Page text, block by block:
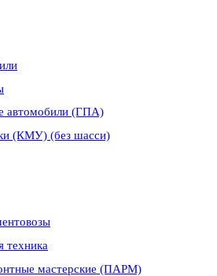
автомобили (ГПА)
(КМУ) (без шасси)
техника
мастерские (ПАРМ)